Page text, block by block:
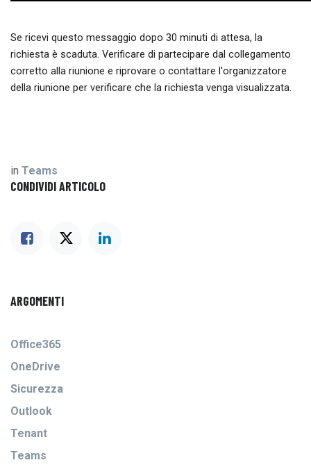
Se ricevi questo messaggio dopo 30 minuti di attesa, la
richiesta è scaduta. Verificare di partecipare dal collegamento
corretto alla riunione e riprovare o contattare l'organizzatore
della riunione per verificare che la richiesta venga visualizzata.
in Teams
CONDIVIDI ARTICOLO
ARGOMENTI
Office365
OneDrive
Sicurezza
Outlook
Tenant
Teams